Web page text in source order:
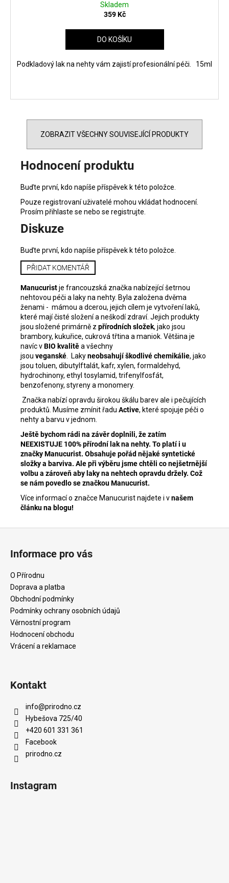
Skladem
359 Kč
DO KOŠÍKU
Podkladový lak na nehty vám zajistí profesionální péči. 15ml
ZOBRAZIT VŠECHNY SOUVISEJÍCÍ PRODUKTY
Hodnocení produktu
Buďte první, kdo napíše příspěvek k této položce.
Pouze registrovaní uživatelé mohou vkládat hodnocení.
Prosím přihlaste se nebo se registrujte
Diskuze
Buďte první, kdo napíše příspěvek k této položce.
PŘIDAT KOMENTÁŘ
Manucuristje francouzská značka nabízející šetrnou
nehtovou péči a laky na nehty. Byla založena dvěma
ženami - mámou a dcerou, jejich cílem je vytvoření laků,
které mají čisté složení a neškodí zdraví. Jejich produkty
jsou složené primárně z přírodních složek, jako jsou
brambory, kukuřice, cukrová třtina a maniok. Většina je
navíc vBIO kvalitěa všechny
jsou veganské Lakyneobsahují škodlivé chemikálie, jako
jsou toluen, dibutylftalát, kafr, xylen, formaldehyd,
hydrochinony, ethyl tosylamid, trifenylfosfát,
benzofenony, styreny a monomery.
Značka nabízí opravdu širokou škálu barev ale i pečujících
produktů. Musíme zmínit řadu Active, které spojuje péči o
nehty a barvu v jednom.
Ještě bychom rádi na závěr doplnili, že zatím
NEEXISTUJE 100% přírodní lak na nehty. To platí i u
značky Manucurist. Obsahuje pořád nějaké syntetické
složky a barviva. Ale při výběru jsme chtěli co nejšetrnější
volbu a zároveň aby laky na nehtech opravdu držely. Což
se nám povedlo se značkou Manucurist.
Více informací o značce Manucurist najdete i vnašem
článku na blogu!
Informace pro vás
O Přírodnu
Doprava a platba
Obchodní podmínky
Podmínky ochrany osobních údajů
Věrnostní program
Hodnocení obchodu
Vrácení a reklamace
Kontakt
info@prirodno.cz
Hybešova 725/40
+420 601 331 361
Facebook
prirodno.cz
Instagram